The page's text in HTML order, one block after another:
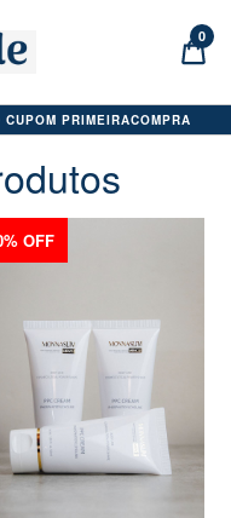
0
PRIMEIRACOMPRA
OFF